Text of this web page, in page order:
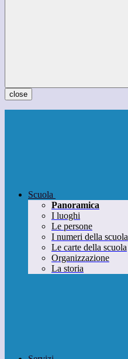
close
Scuola
Panoramica
I luoghi
Le persone
I numeri della scuola
Le carte della scuola
Organizzazione
La storia